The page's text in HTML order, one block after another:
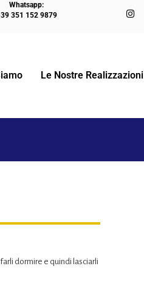
Whatsapp:
351 152 9879
Le Nostre Realizzazioni
dormire e quindi lasciarli